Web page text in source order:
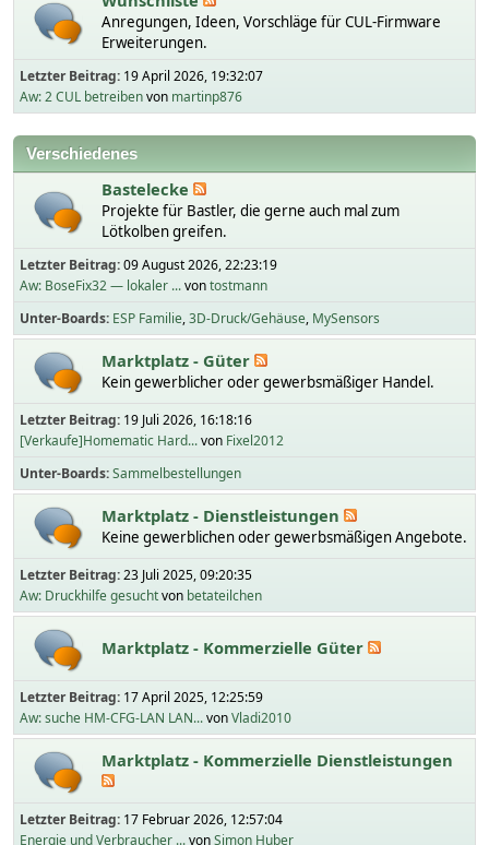
Anregungen, Ideen, Vorschläge für CUL-Firmware
Erweiterungen.
Letzter Beitrag: 19 April 2026, 19:32:07
Aw: 2 CUL betreibenvon martinp876
Verschiedenes
Bastelecke
Projekte für Bastler, die gerne auch mal zum
Lötkolben greifen.
Letzter Beitrag:09 August 2026, 22:23:19
Aw: BoseFix32 — lokaler ...vontostmann
Unter-Boards ESP Familie 3D-Druck/Gehäuse MySensors
Marktplatz - Güter
Kein gewerblicher oder gewerbsmäßiger Handel.
Letzter Beitrag: 19 Juli 2026, 16:18:16
[Verkaufe]Homematic Hard...von Fixel2012
Unter-Boards Sammelbestellungen
Marktplatz - Dienstleistungen
Keine gewerblichen oder gewerbsmäßigen Angebote.
Letzter Beitrag:23 Juli 2025, 09:20:35
Aw: Druckhilfe gesuchtvon betateilchen
Marktplatz - Kommerzielle Güter
Letzter Beitrag: 17 April 2025, 12:25:59
Aw: suche HM-CFG-LAN LAN...vonVladi2010
Marktplatz - Kommerzielle Dienstleistungen
Letzter Beitrag: 17 Februar 2026, 12:57:04
Energie und Verbraucher ...vonSimon Huber